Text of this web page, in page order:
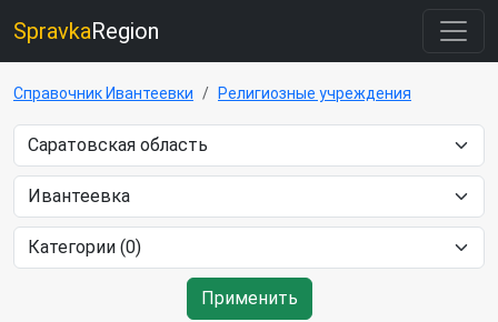
SpravkaRegion
Справочник Ивантеевки Религиозные учреждения
Применить